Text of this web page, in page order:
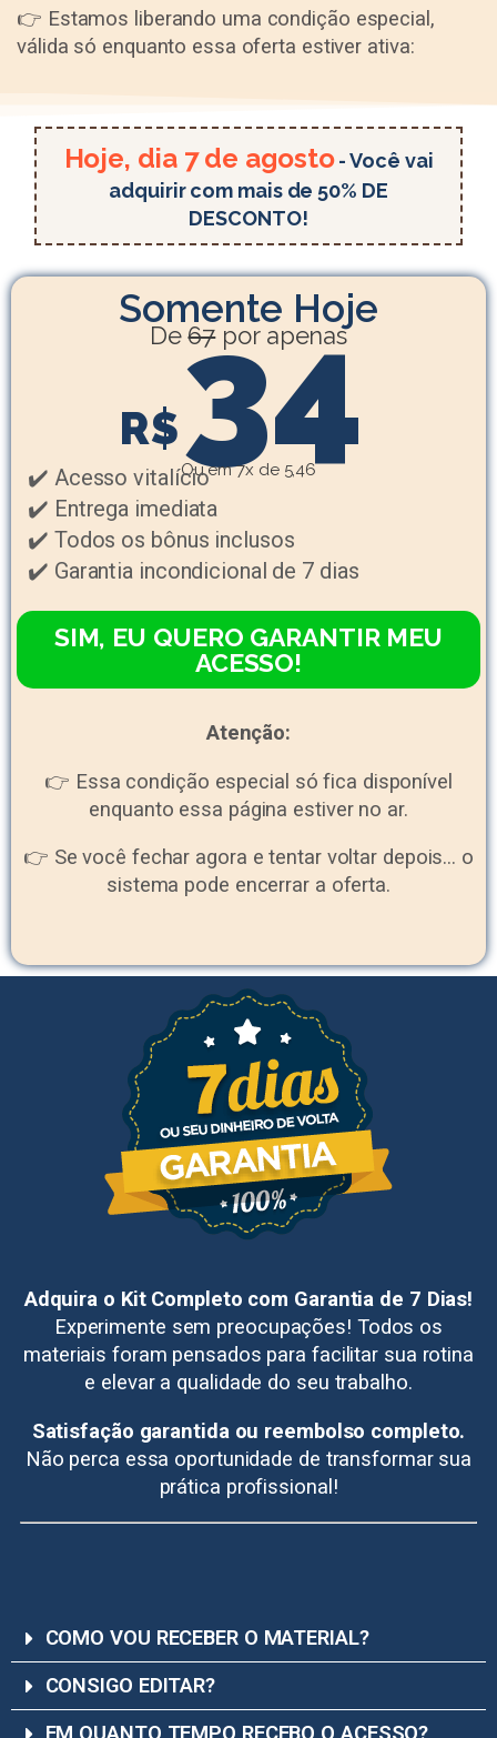
👉 Estamos liberando uma condição especial,
válida só enquanto essa oferta estiver ativa:
Hoje, dia 7 de agosto- Você vai
adquirir com mais de 50% DE
DESCONTO!
Somente Hoje
De67por apenas
R$34
Ou em 7x de 5,46
✔️ Acesso vitalício
✔️ Entrega imediata
✔️ Todos os bônus inclusos
✔️ Garantia incondicional de 7 dias
SIM, EU QUERO GARANTIR MEU
ACESSO!
Atenção:
👉 Essa condição especial só fica disponível
enquanto essa página estiver no ar.
👉 Se você fechar agora e tentar voltar depois… o
sistema pode encerrar a oferta.
Adquira o Kit Completo com Garantia de 7 Dias!
Experimente sem preocupações! Todos os
materiais foram pensados para facilitar sua rotina
e elevar a qualidade do seu trabalho.
Satisfação garantida ou reembolso completo.
Não perca essa oportunidade de transformar sua
prática profissional!
COMO VOU RECEBER O MATERIAL?
CONSIGO EDITAR?